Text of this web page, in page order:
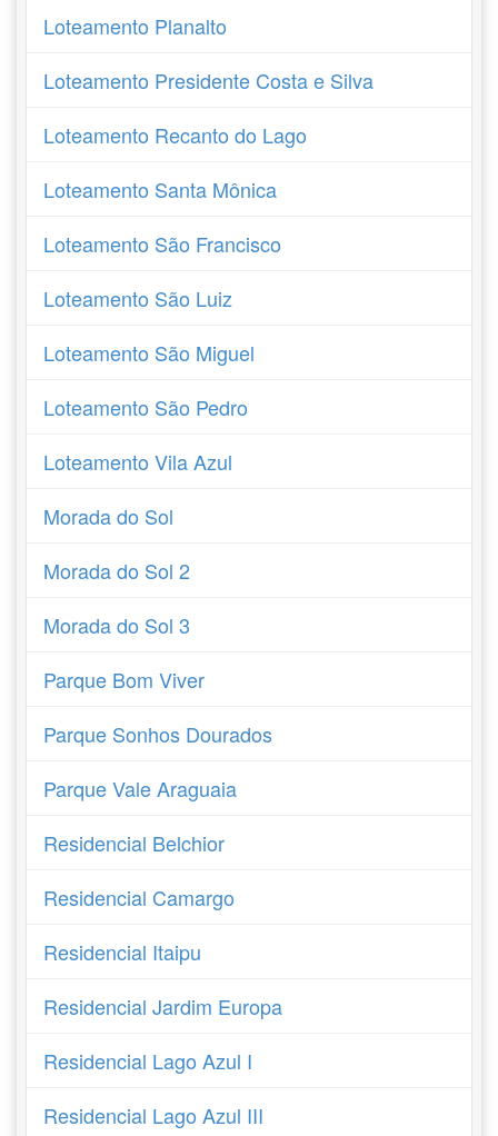
Loteamento Planalto
Loteamento Presidente Costa e Silva
Loteamento Recanto do Lago
Loteamento Santa Mônica
Loteamento São Francisco
Loteamento São Luiz
Loteamento São Miguel
Loteamento São Pedro
Loteamento Vila Azul
Morada do Sol
Morada do Sol 2
Morada do Sol 3
Parque Bom Viver
Parque Sonhos Dourados
Parque Vale Araguaia
Residencial Belchior
Residencial Camargo
Residencial Itaipu
Residencial Jardim Europa
Residencial Lago Azul I
Residencial Lago Azul III